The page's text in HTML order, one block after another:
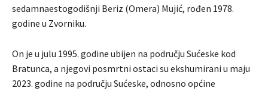
sedamnaestogodišnji Beriz (Omera) Mujić, rođen 1978.
godine u Zvorniku.
On je u julu 1995. godine ubijen na području Sućeske kod
Bratunca, a njegovi posmrtni ostaci su ekshumirani u maju
2023. godine na području Sućeske, odnosno općine